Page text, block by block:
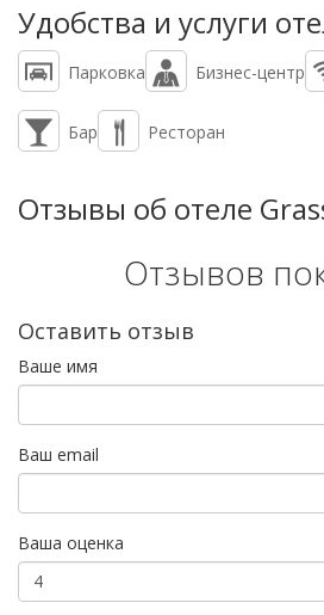
Удобства и услуги
Парковка Бизнес-центр
Бар Ресторан
Отзывы об отеле
Отзывов
Оставить отзыв
Ваше имя
Ваш email
Ваша оценка